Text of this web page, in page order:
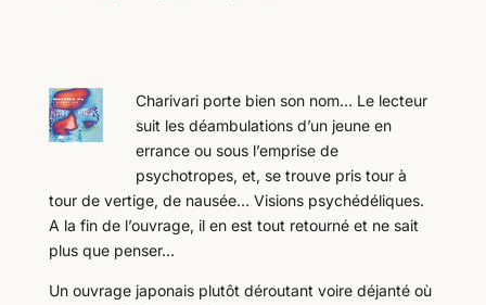
Charivari porte bien son nom… Le lecteur
suit les déambulations d’un jeune en
errance ou sous l’emprise de
psychotropes, et, se trouve pris tour à
tour de vertige, de nausée… Visions psychédéliques.
A la fin de l’ouvrage, il en est tout retourné et ne sait
plus que penser…
Un ouvrage japonais plutôt déroutant voire déjanté où